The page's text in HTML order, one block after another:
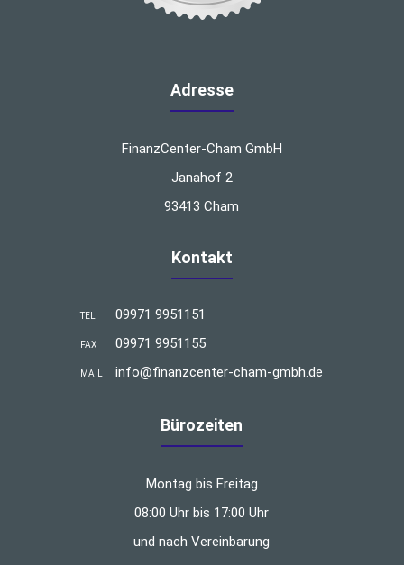
Adresse
FinanzCenter-Cham GmbH
Janahof 2
93413 Cham
Kontakt
TEL 09971 9951151
FAX 09971 9951155
MAIL info@finanzcenter-cham-gmbh.de
Bürozeiten
Montag bis Freitag
08:00 Uhr bis 17:00 Uhr
und nach Vereinbarung